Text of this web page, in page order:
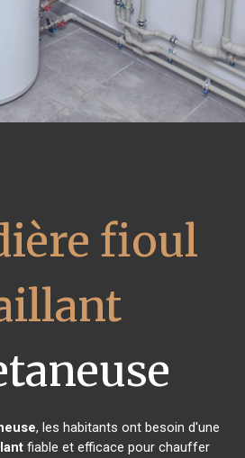
fioul
, les habitants ont besoin d'une
fiable et efficace pour chauffer